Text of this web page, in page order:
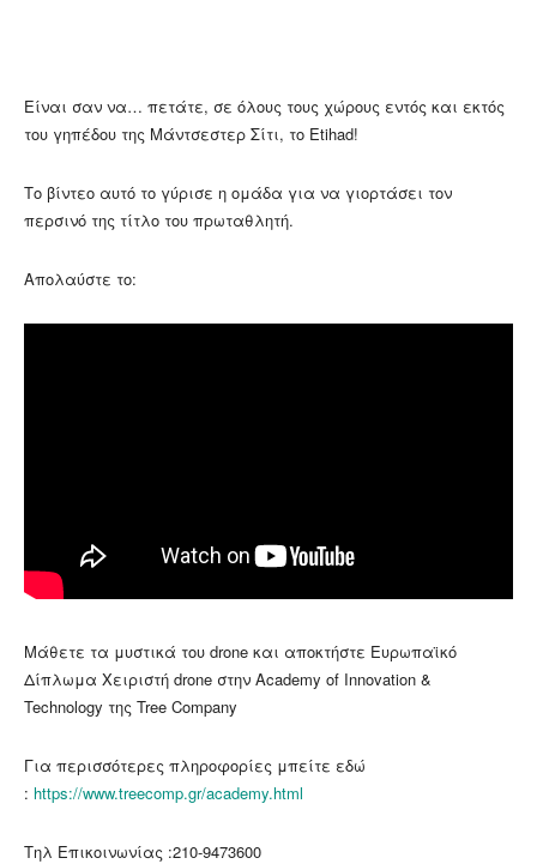
Είναι σαν να… πετάτε, σε όλους τους χώρους εντός και εκτός
του γηπέδου της Μάντσεστερ Σίτι, το Etihad!
Το βίντεο αυτό το γύρισε η ομάδα για να γιορτάσει τον
περσινό της τίτλο του πρωταθλητή.
Απολαύστε το:
Μάθετε τα μυστικά του drone και αποκτήστε Ευρωπαϊκό
Δίπλωμα Χειριστή drone στην Αcademy of Innovation &
Technology της Tree Company
Για περισσότερες πληροφορίες μπείτε εδώ
: https://www.treecomp.gr/academy.html
Τηλ Επικοινωνίας :210-9473600